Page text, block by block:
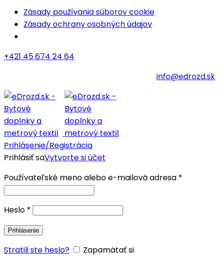
Zásady používania súborov cookie
Zásady ochrany osobných údajov
+421 45 674 24 64
info@edrozd.sk
Prihlásenie/Registrácia
Prihlásiť saVytvorte si účet
Používateľské meno alebo e-mailová adresa *
Heslo *
Prihlásenie
Stratili ste heslo?
Zapamätať si